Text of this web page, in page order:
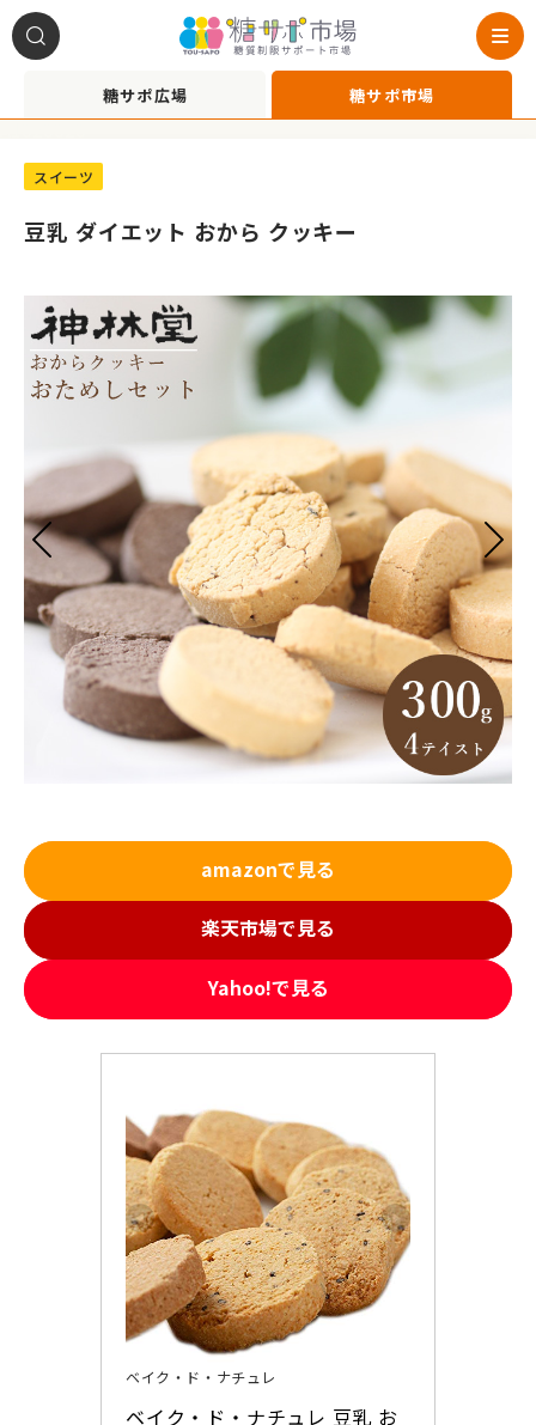
糖サポ広場 糖サポ市場
A1020020
スイーツ
豆乳 ダイエット おから クッキー
amazonで見る
楽天市場で見る
Yahoo!で見る
ベイク・ド・ナチュレ
ベイク・ド・ナチュレ 豆乳 お